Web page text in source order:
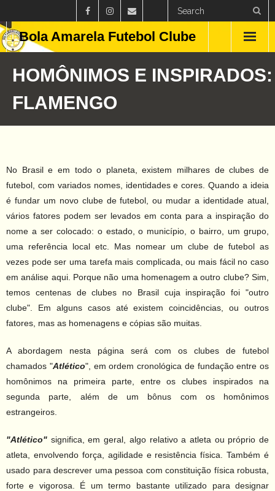
Bola Amarela Futebol Clube
Feminino
Curiosidades
Blog
Contato
HOMÔNIMOS E INSPIRADOS:
FLAMENGO
No Brasil e em todo o planeta, existem milhares de clubes de
futebol, com variados nomes, identidades e cores. Quando a ideia
é fundar um novo clube de futebol, ou mudar a identidade atual,
vários fatores podem ser levados em conta para a inspiração do
nome a ser colocado: o estado, o município, o bairro, um grupo,
uma referência local etc. Mas nomear um clube de futebol as
vezes pode ser uma tarefa mais complicada, ou mais fácil no caso
em análise aqui. Porque não uma homenagem a outro clube? Sim,
temos centenas de clubes no Brasil cuja inspiração foi "outro
clube". Em alguns casos até existem coincidências, ou outros
fatores, mas as homenagens e cópias são muitas.
A abordagem nesta página será com os clubes de futebol
chamados "Atlético", em ordem cronológica de fundação entre os
homônimos na primeira parte, entre os clubes inspirados na
segunda parte, além de um bônus com os homônimos
estrangeiros.
"Atlético" significa , em geral, algo relativo a atleta ou próprio de
atleta, envolvendo força, agilidade e resistência física. Também é
usado para descrever uma pessoa com constituição física robusta,
forte e vigorosa. É um termo bastante utilizado para designar